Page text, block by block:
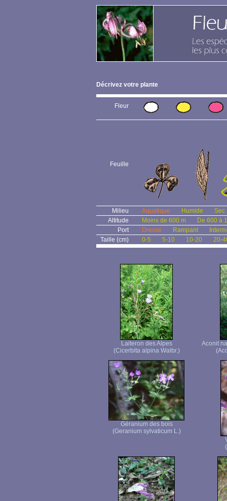
Décrivez votre plante
Fleur
Feuille
Milieu Aquatique Humide
Sec
Altitude
Moins de 600 m
De 600 à
Port
Dressé Rampant
Taille (cm)
0-5 5-10 10-20 20-
Laiteron des Alpes
(Cicerbita alpina Walbr.)
Aconit
Géranium des bois
(Geranium sylvaticum L.)